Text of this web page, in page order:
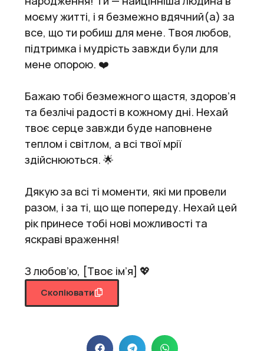
моєму житті, і я безмежно вдячний(а) за
все, що ти робиш для мене. Твоя любов,
підтримка і мудрість завжди були для
мене опорою. ❤️
Бажаю тобі безмежного щастя, здоров’я
та безлічі радості в кожному дні. Нехай
твоє серце завжди буде наповнене
теплом і світлом, а всі твої мрії
здійснюються. 🌟
Дякую за всі ті моменти, які ми провели
разом, і за ті, що ще попереду. Нехай цей
рік принесе тобі нові можливості та
яскраві враження!
З любов’ю, [Твоє ім’я] 💖
Скопіювати